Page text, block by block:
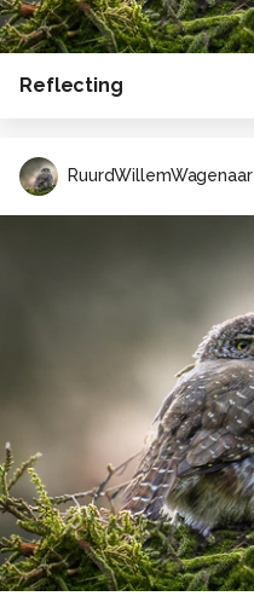
Reflecting
RuurdWillemWagenaar